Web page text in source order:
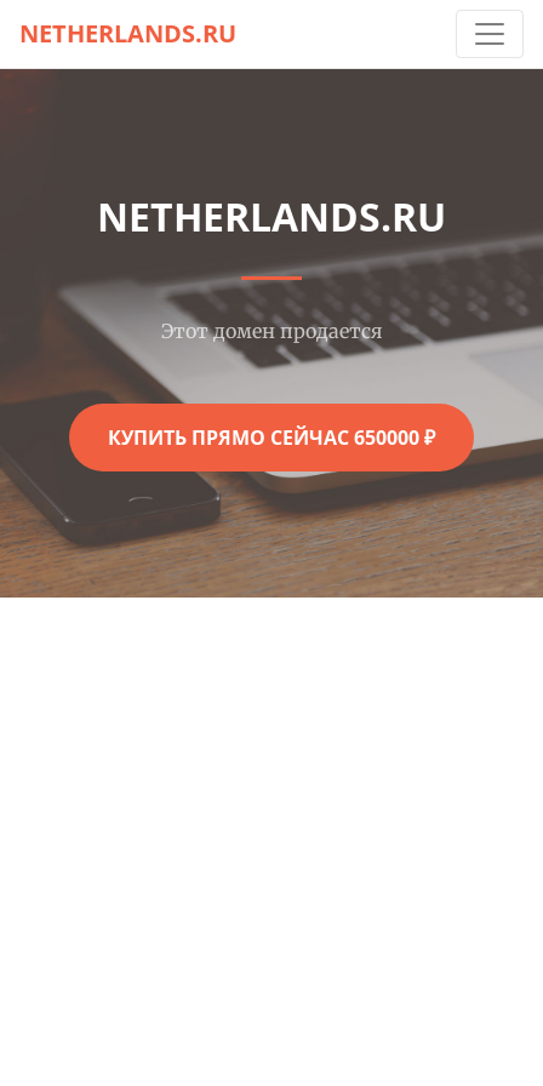
NETHERLANDS.RU
NETHERLANDS.RU
Этот домен продается
КУПИТЬ ПРЯМО СЕЙЧАС 650000 ₽